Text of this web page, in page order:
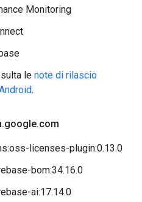
Monitoring
le note di rilascio
.
.google.com
licenses-plugin:0.13.0
bom:34.16.0
ai:17.14.0